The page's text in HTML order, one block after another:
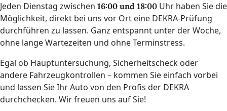
Jeden Dienstag zwischen 16:00 und 18:00 Uhr haben Sie die
Möglichkeit, direkt bei uns vor Ort eine DEKRA-Prüfung
durchführen zu lassen. Ganz entspannt unter der Woche,
ohne lange Wartezeiten und ohne Terminstress.
Egal ob Hauptuntersuchung, Sicherheitscheck oder
andere Fahrzeugkontrollen – kommen Sie einfach vorbei
und lassen Sie Ihr Auto von den Profis der DEKRA
durchchecken. Wir freuen uns auf Sie!